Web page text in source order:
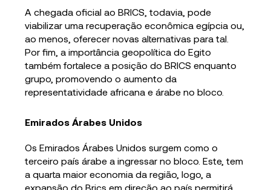
A chegada oficial ao BRICS, todavia, pode
viabilizar uma recuperação econômica egípcia ou,
ao menos, oferecer novas alternativas para tal.
Por fim, a importância geopolítica do Egito
também fortalece a posição do BRICS enquanto
grupo, promovendo o aumento da
representatividade africana e árabe no bloco.
Emirados Árabes Unidos
Os Emirados Árabes Unidos surgem como o
terceiro país árabe a ingressar no bloco. Este, tem
a quarta maior economia da região, logo, a
expansão do Brics em direção ao país permitirá